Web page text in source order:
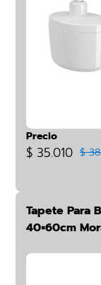
Precio
$ 35.010 $
Tapete Para
40×60cm